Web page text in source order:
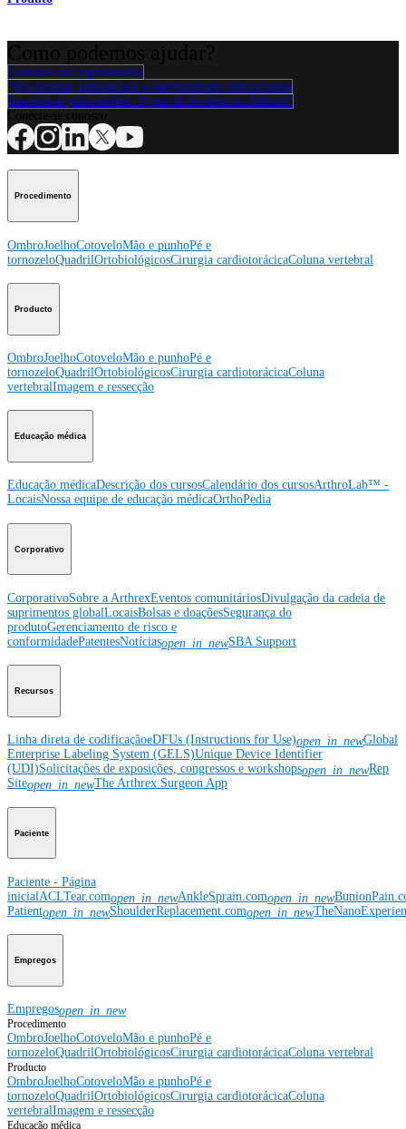
Contacte um representante
Veja eventos, laboratórios e oportunidades educacionais
Inscreva-se para receber: O que há de novo na Arthrex?
Procedimento
OmbroJoelhoCotoveloMão e punhoPé e
tornozeloQuadrilOrtobiológicosCirurgia cardiotorácicaColuna vertebral
Producto
OmbroJoelhoCotoveloMão e punhoPé e
tornozeloQuadrilOrtobiológicosCirurgia cardiotorácicaColuna
vertebralImagem e ressecção
Educação médica
Educação médicaDescrição dos cursosCalendário dos cursosArthroLab™ -
LocaisNossa equipe de educação médicaOrthoPedia
Corporativo
CorporativoSobre a ArthrexEventos comunitáriosDivulgação da cadeia de
suprimentos globalLocaisBolsas e doaçõesSegurança do
produtoGerenciamento de risco e
conformidadePatentesNotíciasopen_in_newSBA Support
Recursos
Linha direta de codificaçãoeDFUs (Instructions for Use)open_in_newGlobal
Enterprise Labeling System (GELS)Unique Device Identifier
(UDI)Solicitações de exposições, congressos e workshopsopen_in_newRep
Siteopen_in_newThe Arthrex Surgeon App
Paciente
Paciente - Página
inicial ACLTear.comopen_in_newAnkleSprain.comopen_in_new
Patientopen_in_newShoulderReplacement.comopen_in_new
Empregos
Empregosopen_in_new
Procedimento
OmbroJoelhoCotoveloMão e punhoPé e
tornozeloQuadrilOrtobiológicosCirurgia cardiotorácicaColuna vertebral
Producto
OmbroJoelhoCotoveloMão e punhoPé e
tornozeloQuadrilOrtobiológicosCirurgia cardiotorácicaColuna
vertebralImagem e ressecção
Educação médica